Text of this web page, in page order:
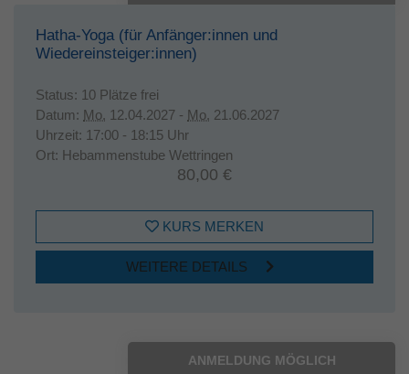
Hatha-Yoga (für Anfänger:innen und
Wiedereinsteiger:innen)
Status: 10 Plätze frei
Datum: Mo. 12.04.2027 - Mo. 21.06.2027
Uhrzeit: 17:00 - 18:15 Uhr
Ort: Hebammenstube Wettringen
80,00 €
KURS MERKEN
WEITERE DETAILS
ANMELDUNG MÖGLICH